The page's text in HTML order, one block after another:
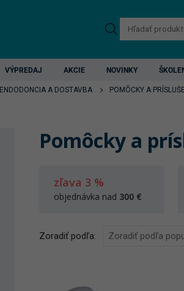
Products
search
VÝPREDAJ AKCIE NOVINKY
ENDODONCIA A DOSTAVBA POMÔCKY A
Pomôcky a
zľava 3 %
objednávka nad 300 €
Zoradiť podľa: